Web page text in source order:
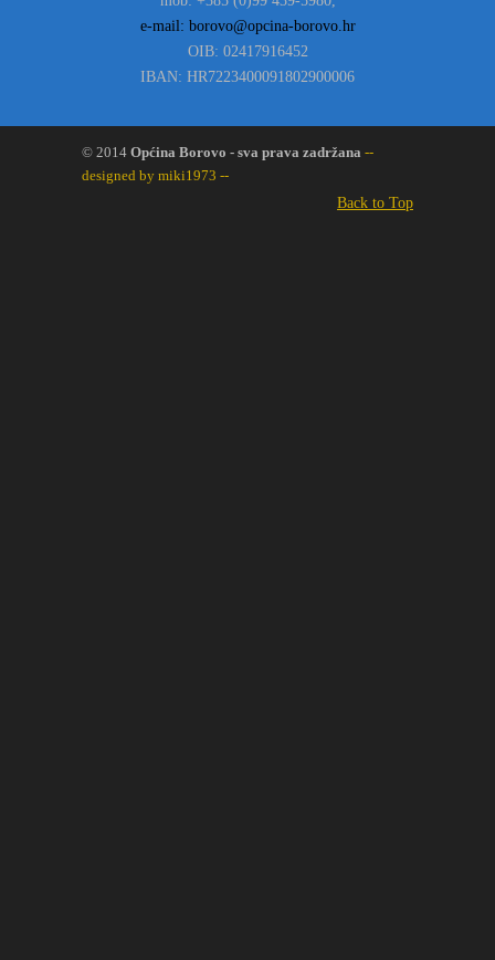
e-mail: borovo@opcina-borovo.hr
OIB: 02417916452
IBAN: HR7223400091802900006
© 2014 Općina Borovo - sva prava zadržana --
designed by miki1973 --
Back to Top